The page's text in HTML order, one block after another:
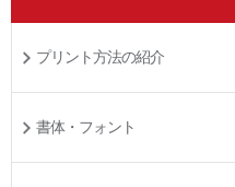
プリント方法の紹介
書体・フォント